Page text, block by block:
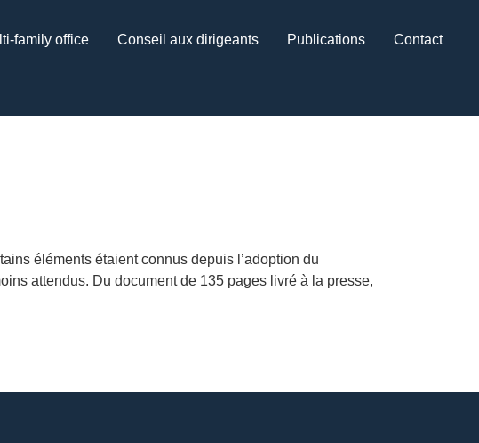
family office Conseil aux dirigeants Publications Contact
éléments étaient connus depuis l’adoption du
attendus. Du document de 135 pages livré à la presse,